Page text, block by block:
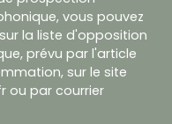
vous pouvez
la liste d'opposition
prévu par l'article
sur le site
ou par courrier